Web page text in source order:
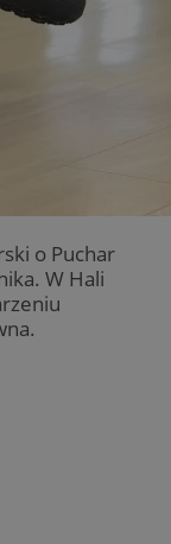
o Puchar
W Hali